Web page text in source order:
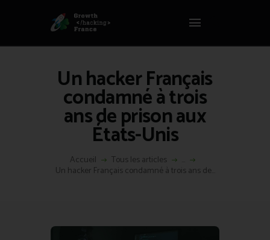
Un hacker Français
condamné à trois
ans de prison aux
États-Unis
Accueil Tous les articles
Un hacker Français condamné à trois ans de...
GROWTH HACKING FRANCE
ACCUEIL
HACKS
VOUS ÊTES ?
RESSOURCES
L’AGENCE
ÉTHIQUE